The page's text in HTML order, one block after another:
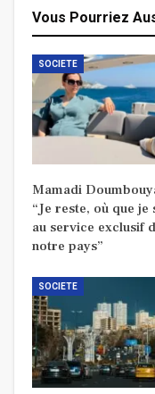
Vous Pourriez
SOCIETE
Mamadi
“Je reste, où que je
au service exclusif
notre pays”
SOCIETE